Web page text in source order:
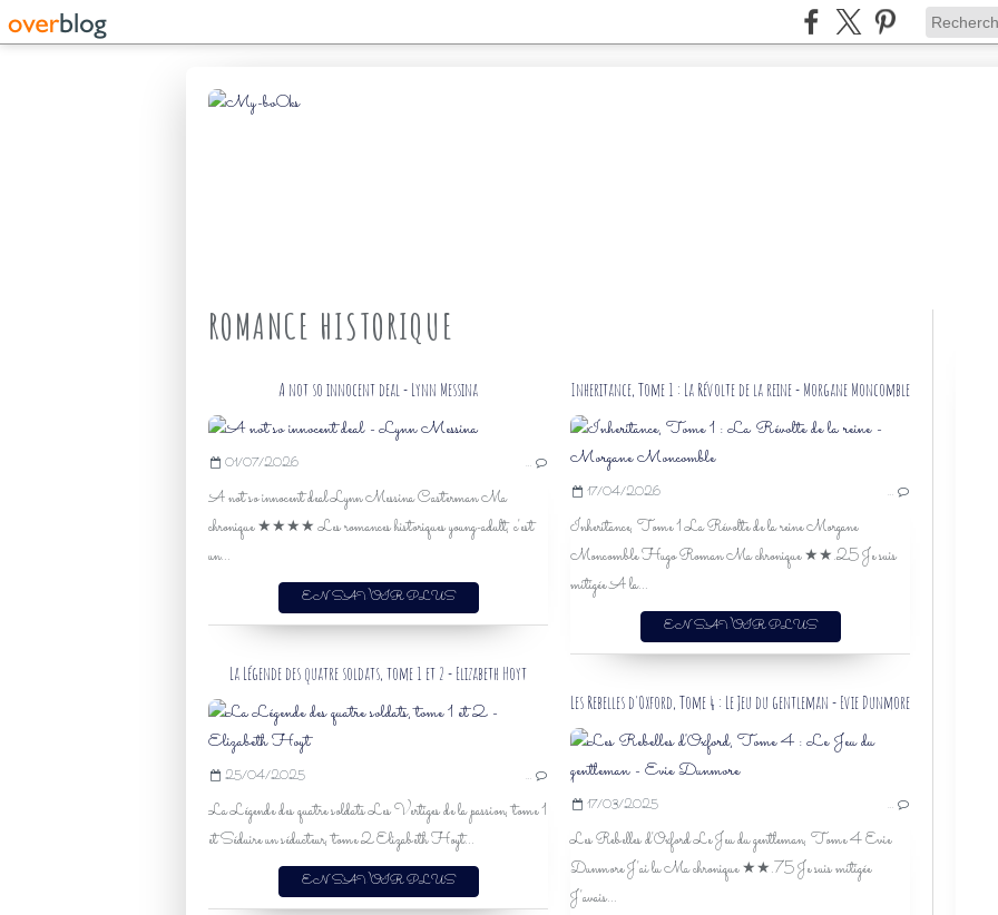
ROMANCE HISTORIQUE
A not so innocent deal - Lynn Messina
LYNN MESSINA
YOUNG ADULT
FAMILLE
HISTORIQUE
SPICY 0
01/07/2026 …
A not so innocent deal Lynn Messina Casterman Ma
chronique ★★★★ Les romances historiques young-adult, c'est
un...
EN SAVOIR PLUS
Inheritance, Tome 1 : La Révolte de la reine - Morgane Moncomble
17/04/2026 …
Inheritance, Tome 1 La Révolte de la reine Morgane
Moncomble Hugo Roman Ma chronique ★★.25 Je suis
mitigée A la...
EN SAVOIR PLUS
La Légende des quatre soldats, tome 1 et 2 - Elizabeth Hoyt
ELIZABETH HOYT
HISTORIQUE
ROMANCE HISTORIQUE
25/04/2025 …
La Légende des quatre soldats Les Vertiges de la passion, tome 1
et Séduire un séducteur, tome 2 Elizabeth Hoyt...
EN SAVOIR PLUS
Les Rebelles d'Oxford, Tome 4 : Le Jeu du gentleman - Evie Dunmore
17/03/2025 …
Les Rebelles d'Oxford Le Jeu du gentleman, Tome 4 Evie
Dunmore J'ai lu Ma chronique ★★.75 Je suis mitigée
J'avais...